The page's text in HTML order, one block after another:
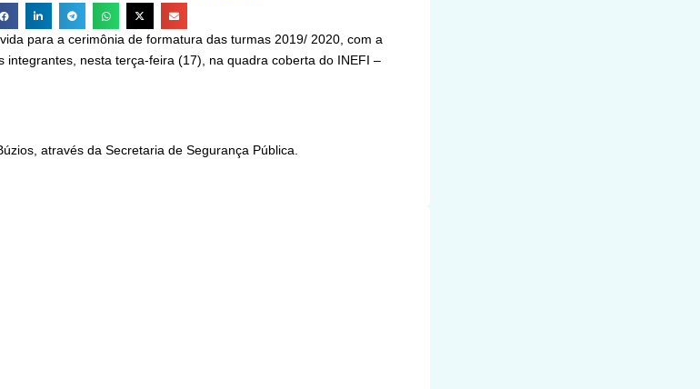
para a cerimônia de formatura das turmas 2019/ 2020, com a
integrantes, nesta terça-feira (17), na quadra coberta do INEFI –
através da Secretaria de Segurança Pública.